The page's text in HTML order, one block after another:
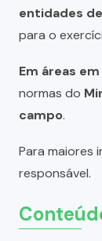
entidades
para o
Em áreas
normas do
campo.
Para maiores
responsável.